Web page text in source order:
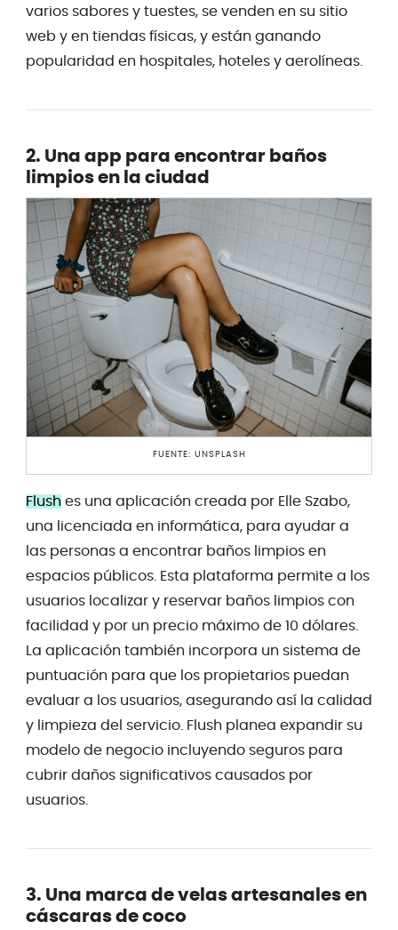
varios sabores y tuestes, se venden en su sitio
web y en tiendas físicas, y están ganando
popularidad en hospitales, hoteles y aerolíneas.
2. Una app para encontrar baños
limpios en la ciudad
FUENTE: UNSPLASH
Flush es una aplicación creada por Elle Szabo,
una licenciada en informática, para ayudar a
las personas a encontrar baños limpios en
espacios públicos. Esta plataforma permite a los
usuarios localizar y reservar baños limpios con
facilidad y por un precio máximo de 10 dólares.
La aplicación también incorpora un sistema de
puntuación para que los propietarios puedan
evaluar a los usuarios, asegurando así la calidad
y limpieza del servicio. Flush planea expandir su
modelo de negocio incluyendo seguros para
cubrir daños significativos causados por
usuarios.
3. Una marca de velas artesanales en
cáscaras de coco